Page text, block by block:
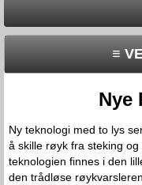
≡
Nye
Ny teknologi med to lys
å skille røyk fra steking
teknologien finnes i den
den trådløse